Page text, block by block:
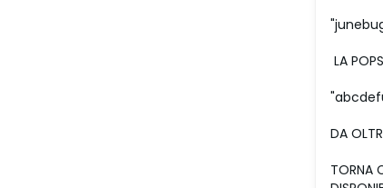
LA
DA
TORNA